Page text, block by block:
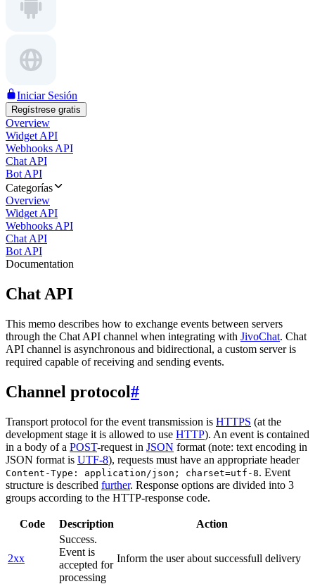
Iniciar Sesión
Regístrese gratis
Overview
Widget API
Webhooks API
Chat API
Bot API
Categorías
Overview
Widget API
Webhooks API
Chat API
Bot API
Documentation
Chat API
This memo describes how to exchange events between servers
through the Chat API channel when integrating with JivoChat. Chat
API channel is asynchronous and bidirectional, a custom server is
required capable of receiving and sending events.
Channel protocol#
Transport protocol for the event transmission is HTTPS (at the
development stage it is allowed to use HTTP). An event is contained
in a body of a POST-request in JSON format (note: text encoding in
JSON format is UTF-8), requests must have an appropriate header
Content-Type: application/json; charset=utf-8. Event
structure is described further. Response options are divided into 3
groups according to the HTTP-response code.
Code Description Action
2xx
Success.
Event is
accepted for
processing
Inform the user about successfull delivery